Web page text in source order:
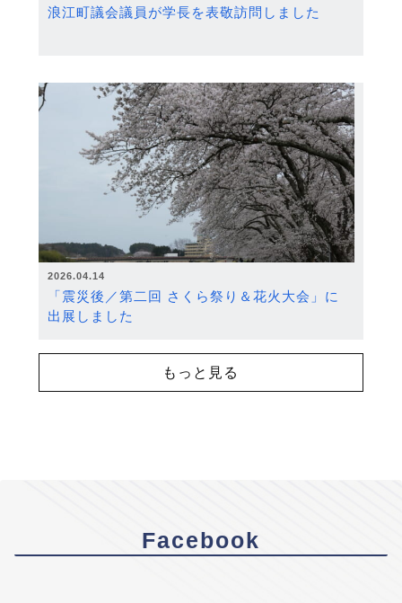
浪江町議会議員が学長を表敬訪問しました
2026.04.14
「震災後／第二回 さくら祭り＆花火大会」に
出展しました
もっと見る
Facebook